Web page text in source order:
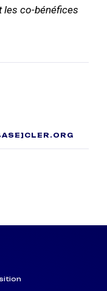
les co-bénéfices